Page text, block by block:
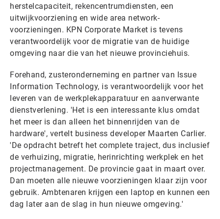
herstelcapaciteit, rekencentrumdiensten, een
uitwijkvoorziening en wide area network-
voorzieningen. KPN Corporate Market is tevens
verantwoordelijk voor de migratie van de huidige
omgeving naar die van het nieuwe provinciehuis.
Forehand, zusteronderneming en partner van Issue
Information Technology, is verantwoordelijk voor het
leveren van de werkplekapparatuur en aanverwante
dienstverlening. 'Het is een interessante klus omdat
het meer is dan alleen het binnenrijden van de
hardware', vertelt business developer Maarten Carlier.
'De opdracht betreft het complete traject, dus inclusief
de verhuizing, migratie, herinrichting werkplek en het
projectmanagement. De provincie gaat in maart over.
Dan moeten alle nieuwe voorzieningen klaar zijn voor
gebruik. Ambtenaren krijgen een laptop en kunnen een
dag later aan de slag in hun nieuwe omgeving.'